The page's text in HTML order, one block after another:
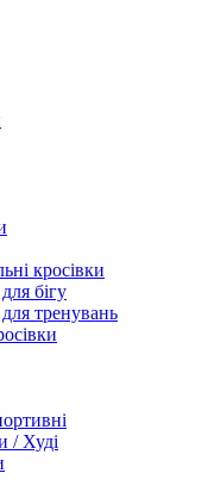
кросівки
бігу
тренувань
/ Худі